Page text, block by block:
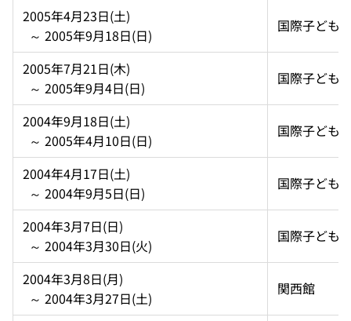
2005年4月23日(土)
  ～ 2005年9月18日(日)
国際子ども
2005年7月21日(木)
  ～ 2005年9月4日(日)
国際子ども
2004年9月18日(土)
  ～ 2005年4月10日(日)
国際子ども
2004年4月17日(土)
  ～ 2004年9月5日(日)
国際子ども
2004年3月7日(日)
  ～ 2004年3月30日(火)
国際子ども
2004年3月8日(月)
  ～ 2004年3月27日(土)
関西館